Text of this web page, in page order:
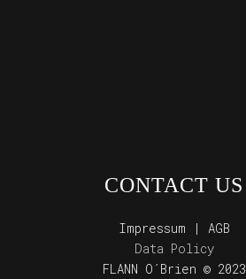
CONTACT US
Impressum | AGB
Data Policy
FLANN O´Brien © 2023